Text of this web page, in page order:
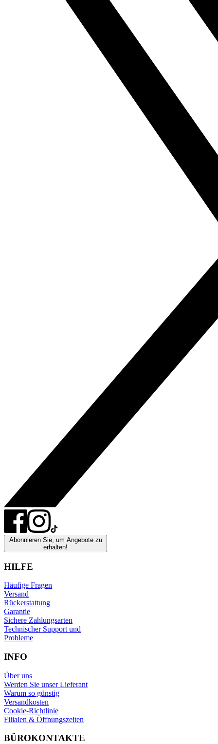
Abonnieren Sie, um Angebote zu
erhalten!
HILFE
Häufige Fragen
Versand
Rückerstattung
Garantie
Sichere Zahlungsarten
Technischer Support und
Probleme
INFO
Über uns
Werden Sie unser Lieferant
Warum so günstig
Versandkosten
Cookie-Richtlinie
Filialen & Öffnungszeiten
BÜROKONTAKTE